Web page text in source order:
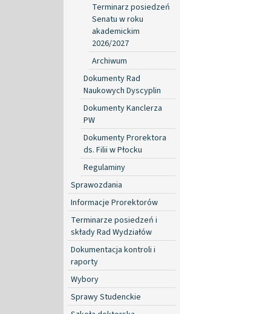
Terminarz posiedzeń
Senatu w roku
akademickim
2026/2027
Archiwum
Dokumenty Rad
Naukowych Dyscyplin
Dokumenty Kanclerza
PW
Dokumenty Prorektora
ds. Filii w Płocku
Regulaminy
Sprawozdania
Informacje Prorektorów
Terminarze posiedzeń i
składy Rad Wydziałów
Dokumentacja kontroli i
raporty
Wybory
Sprawy Studenckie